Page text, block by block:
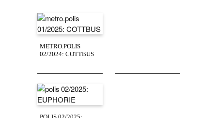
METRO.POLIS
02/2024: COTTBUS